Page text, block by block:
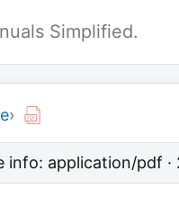
Simplified.
›
info: application/pdf ·